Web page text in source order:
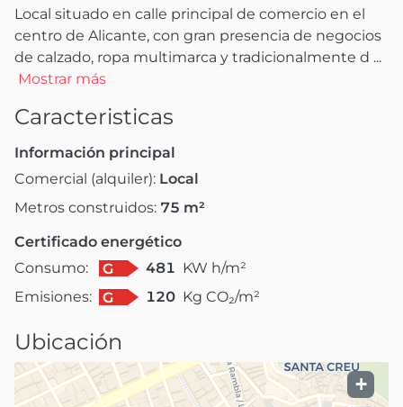
Local situado en calle principal de comercio en el
centro de Alicante, con gran presencia de negocios
de calzado, ropa multimarca y tradicionalmente d ...
Mostrar más
Caracteristicas
Información principal
Comercial (alquiler): Local
Metros construidos: 75 m²
Certificado energético
Consumo:
G 481 KW h/m²
Emisiones:
G 120 Kg CO₂/m²
Ubicación
+